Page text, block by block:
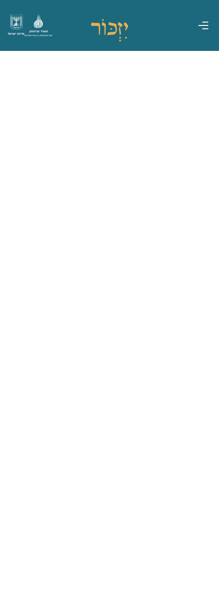
מדינת ישראל
משרד הביטחון
אגף משפחות, הנצחה ומורשת